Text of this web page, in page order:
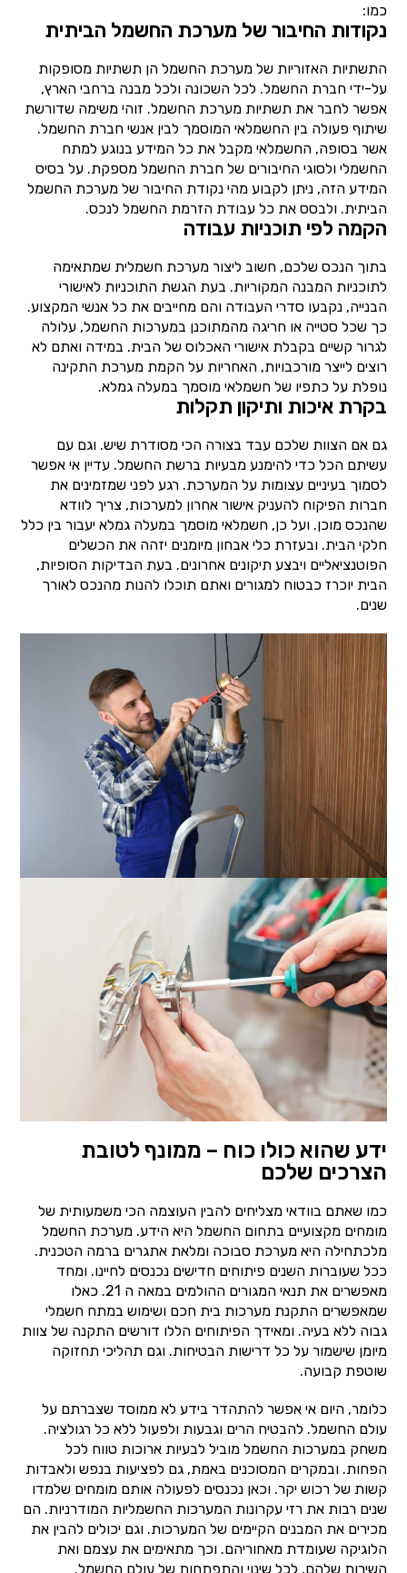
כמו:
נקודות החיבור של מערכת החשמל הביתית
התשתיות האזוריות של מערכת החשמל הן תשתיות מסופקות
על-ידי חברת החשמל. לכל השכונה ולכל מבנה ברחבי הארץ,
אפשר לחבר את תשתיות מערכת החשמל. זוהי משימה שדורשת
שיתוף פעולה בין החשמלאי המוסמך לבין אנשי חברת החשמל.
אשר בסופה, החשמלאי מקבל את כל המידע בנוגע למתח
החשמלי ולסוגי החיבורים של חברת החשמל מספקת. על בסיס
המידע הזה, ניתן לקבוע מהי נקודת החיבור של מערכת החשמל
הביתית. ולבסס את כל עבודת הזרמת החשמל לנכס.
הקמה לפי תוכניות עבודה
בתוך הנכס שלכם, חשוב ליצור מערכת חשמלית שמתאימה
לתוכניות המבנה המקוריות. בעת הגשת התוכניות לאישורי
הבנייה, נקבעו סדרי העבודה והם מחייבים את כל אנשי המקצוע.
כך שכל סטייה או חריגה מהמתוכנן במערכות החשמל, עלולה
לגרור קשיים בקבלת אישורי האכלוס של הבית. במידה ואתם לא
רוצים לייצר מורכבויות, האחריות על הקמת מערכת התקינה
נופלת על כתפיו של חשמלאי מוסמך במעלה גמלא.
בקרת איכות ותיקון תקלות
גם אם הצוות שלכם עבד בצורה הכי מסודרת שיש. וגם עם
עשיתם הכל כדי להימנע מבעיות ברשת החשמל. עדיין אי אפשר
לסמוך בעיניים עצומות על המערכת. רגע לפני שמזמינים את
חברות הפיקוח להעניק אישור אחרון למערכות, צריך לוודא
שהנכס מוכן. ועל כן, חשמלאי מוסמך במעלה גמלא יעבור בין כלל
חלקי הבית. ובעזרת כלי אבחון מיומנים יזהה את הכשלים
הפוטנציאליים ויבצע תיקונים אחרונים. בעת הבדיקות הסופיות,
הבית יוכרז כבטוח למגורים ואתם תוכלו להנות מהנכס לאורך
שנים.
ידע שהוא כולו כוח – ממונף לטובת
הצרכים שלכם
כמו שאתם בוודאי מצליחים להבין העוצמה הכי משמעותית של
מומחים מקצועיים בתחום החשמל היא הידע. מערכת החשמל
מלכתחילה היא מערכת סבוכה ומלאת אתגרים ברמה הטכנית.
ככל שעוברות השנים פיתוחים חדישים נכנסים לחיינו. ומחד
מאפשרים את תנאי המגורים ההולמים במאה ה 21. כאלו
שמאפשרים התקנת מערכות בית חכם ושימוש במתח חשמלי
גבוה ללא בעיה. ומאידך הפיתוחים הללו דורשים התקנה של צוות
מיומן שישמור על כל דרישות הבטיחות. וגם תהליכי תחזוקה
שוטפת קבועה.
כלומר, היום אי אפשר להתהדר בידע לא ממוסד שצברתם על
עולם החשמל. להבטיח הרים וגבעות ולפעול ללא כל רגולציה.
משחק במערכות החשמל מוביל לבעיות ארוכות טווח לכל
הפחות. ובמקרים המסוכנים באמת, גם לפציעות בנפש ולאבדות
קשות של רכוש יקר. וכאן נכנסים לפעולה אותם מומחים שלמדו
שנים רבות את רזי עקרונות המערכות החשמליות המודרניות. הם
מכירים את המבנים הקיימים של המערכות. וגם יכולים להבין את
הלוגיקה שעומדת מאחוריהם. וכך מתאימים את עצמם ואת
השירות שלהם, לכל שינוי והתפתחות של עולם החשמל.